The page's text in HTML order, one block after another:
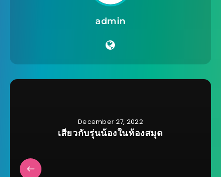
admin
December 27, 2022
เสียวกับรุ่นน้องในห้องสมุด